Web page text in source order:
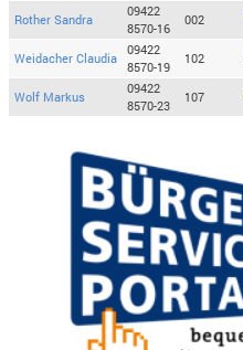
Rother Sandra
09422
8570-16
002
Weidacher Claudia
09422
8570-19
102
Wolf Markus
09422
8570-23
107